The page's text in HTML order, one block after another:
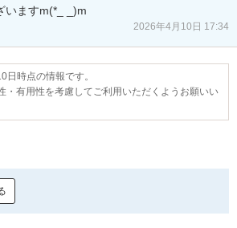
いますm(*_ _)m
2026年4月10日 17:34
日時点の情報です。
・有用性を考慮してご利用いただくようお願いい